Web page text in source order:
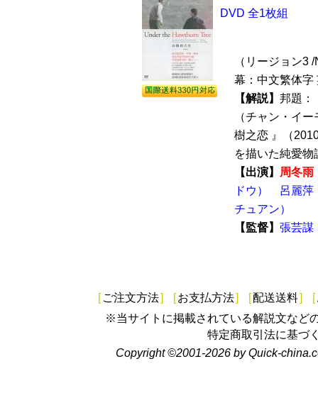
DVD 全1枚組
（リージョン3
幕：中文繁体字
【解説】 邦題：
（チャン・イ
樹之恋 』（
を描いた純愛物
【出演】
周冬雨
ドウ）
呂麗萍
チュアン）
【監督】 張芸謀
[ ご注文方法] [お支払方法] [配送送料] [
※当サイトに掲載されている解説文など
特定商取引法に基づ
Copyright ©2001-2026 by Quick-